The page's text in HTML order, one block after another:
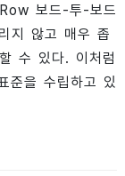
보드-투-보드
지 않고 매우 좁
수 있다. 이처럼
준을 수립하고 있